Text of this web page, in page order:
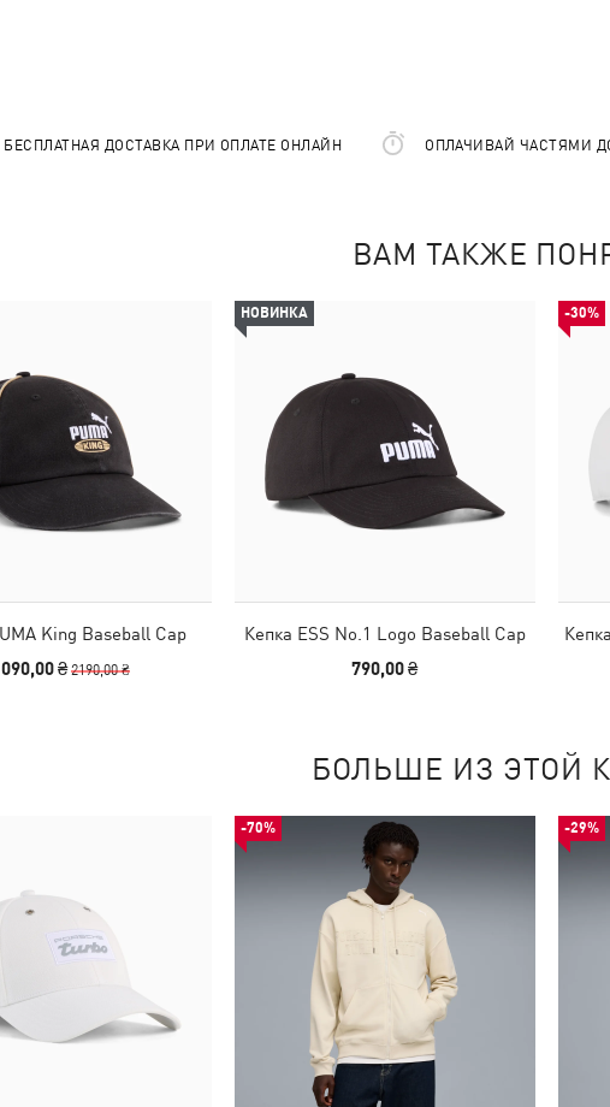
БЕСПЛАТНАЯ ДОСТАВКА ПРИ ОПЛАТЕ ОНЛАЙН ОПЛАЧИВАЙ ЧАСТЯМИ
ВАМ ТАКЖЕ
King Baseball Cap
₴2190,00 ₴
НОВИНКА
Кепка ESS No.1 Logo Baseball Cap
790,00 ₴
-30%
БОЛЬШЕ ИЗ ЭТОЙ
-70% -29%